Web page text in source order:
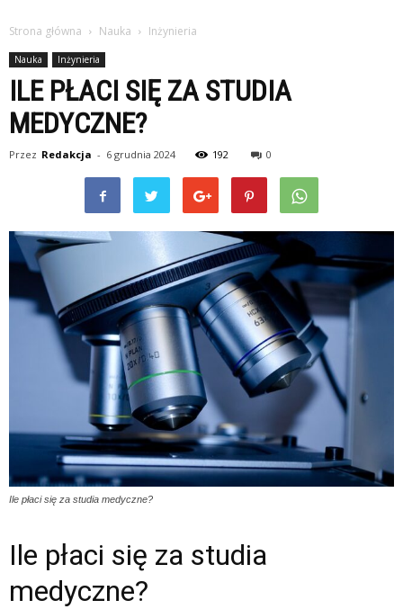
Strona główna Nauka Inżynieria
Nauka Inżynieria
ILE PŁACI SIĘ ZA STUDIA
MEDYCZNE?
Przez Redakcja - 6 grudnia 2024 192 0
Ile płaci się za studia medyczne?
Ile płaci się za studia
medyczne?